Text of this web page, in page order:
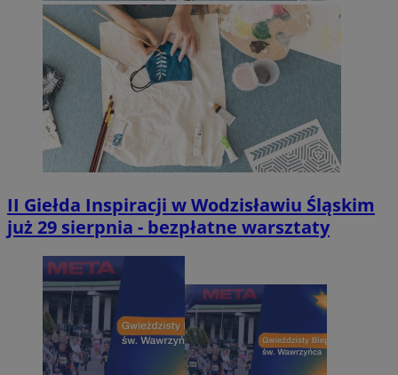
II Giełda Inspiracji w Wodzisławiu Śląskim
już 29 sierpnia - bezpłatne warsztaty